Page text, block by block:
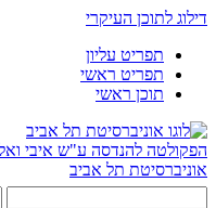
דילוג לתוכן העיקרי
תפריט עליון
תפריט ראשי
תוכן ראשי
הפקולטה להנדסה ע"ש איבי
אוניברסיטת תל אביב